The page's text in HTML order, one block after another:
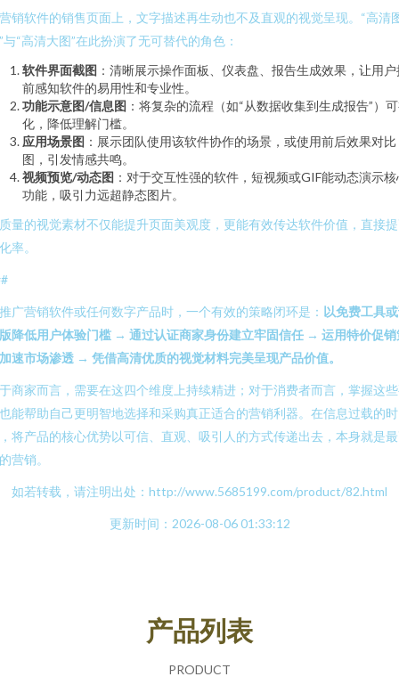
销软件的销售页面上，文字描述再生动也不及直观的视觉呈现。“高清
与“高清大图”在此扮演了无可替代的角色：
软件界面截图 ：清晰展示操作面板、仪表盘、报告生成效果，让用户
前感知软件的易用性和专业性。
功能示意图/信息图 ：将复杂的流程（如“从数据收集到生成报告”）
化，降低理解门槛。
应用场景图 ：展示团队使用该软件协作的场景，或使用前后效果对比
图，引发情感共鸣。
视频预览/动态图 ：对于交互性强的软件，短视频或GIF能动态演示
功能，吸引力远超静态图片。
量的视觉素材不仅能提升页面美观度，更能有效传达软件价值，直接
率。
广营销软件或任何数字产品时，一个有效的策略闭环是： 以免费工具
降低用户体验门槛 → 通过认证商家身份建立牢固信任 → 运用特价促销
速市场渗透 → 凭借高清优质的视觉材料完美呈现产品价值。
商家而言，需要在这四个维度上持续精进；对于消费者而言，掌握这
能帮助自己更明智地选择和采购真正适合的营销利器。在信息过载的时
将产品的核心优势以可信、直观、吸引人的方式传递出去，本身就是
营销。
如若转载，请注明出处：http://www.5685199.com/product/82.html
更新时间：2026-08-06 01:33:12
产品列表
PRODUCT